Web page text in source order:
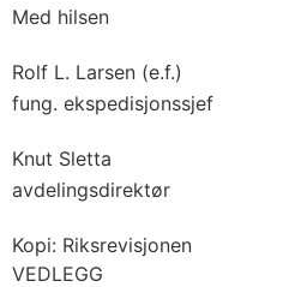
Med hilsen
Rolf L. Larsen (e.f.)
fung. ekspedisjonssjef
Knut Sletta
avdelingsdirektør
Kopi: Riksrevisjonen
VEDLEGG